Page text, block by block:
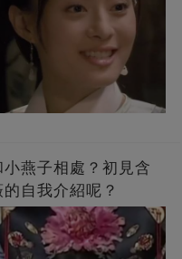
燕子相處？初見含
自我介紹呢？